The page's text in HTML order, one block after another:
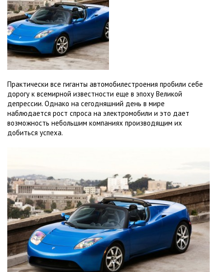
Практически все гиганты автомобилестроения пробили себе
дорогу к всемирной известности еще в эпоху Великой
депрессии. Однако на сегодняшний день в мире
наблюдается рост спроса на электромобили и это дает
возможность небольшим компаниях производящим их
добиться успеха.